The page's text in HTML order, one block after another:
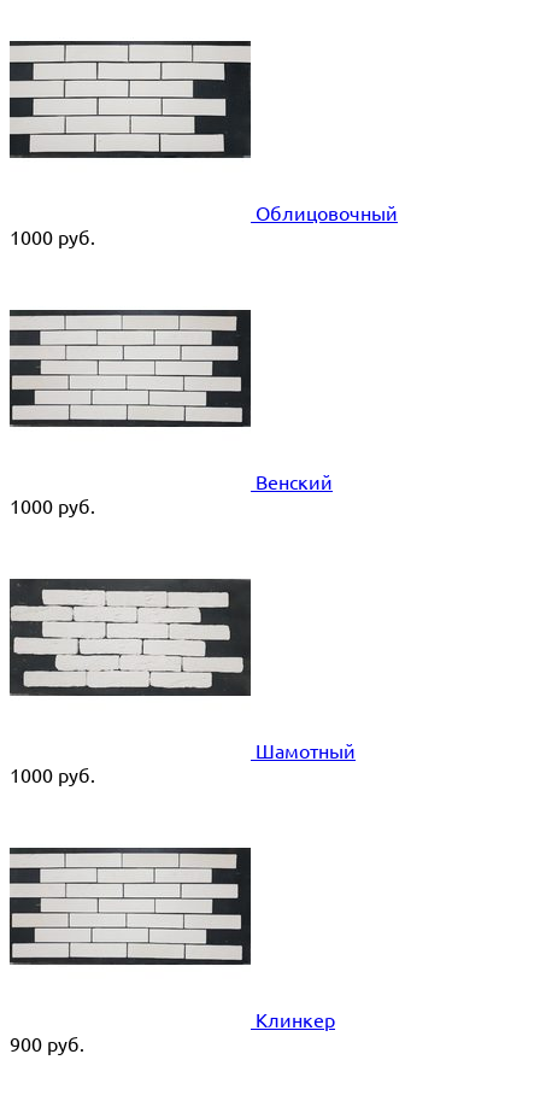
Облицовочный
1000 руб.
Венский
1000 руб.
Шамотный
1000 руб.
Клинкер
900 руб.